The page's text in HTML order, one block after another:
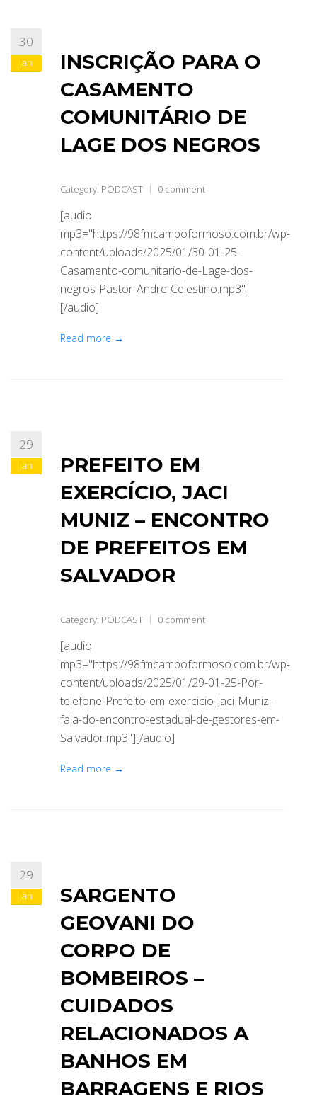
30
jan
INSCRIÇÃO PARA O
CASAMENTO
COMUNITÁRIO DE
LAGE DOS NEGROS
Category: PODCAST 0 comment
[audio
mp3="https://98fmcampoformoso.com.br/wp-
content/uploads/2025/01/30-01-25-
Casamento-comunitario-de-Lage-dos-
negros-Pastor-Andre-Celestino.mp3"]
[/audio]
Read more →
29
jan
PREFEITO EM
EXERCÍCIO, JACI
MUNIZ – ENCONTRO
DE PREFEITOS EM
SALVADOR
Category: PODCAST 0 comment
[audio
mp3="https://98fmcampoformoso.com.br/wp-
content/uploads/2025/01/29-01-25-Por-
telefone-Prefeito-em-exercicio-Jaci-Muniz-
fala-do-encontro-estadual-de-gestores-em-
Salvador.mp3"][/audio]
Read more →
29
jan
SARGENTO
GEOVANI DO
CORPO DE
BOMBEIROS –
CUIDADOS
RELACIONADOS A
BANHOS EM
BARRAGENS E RIOS